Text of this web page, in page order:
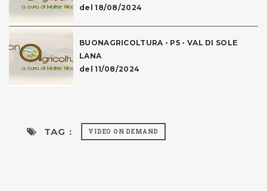
del 18/08/2024
BUONAGRICOLTURA - P5 - VAL DI SOLE
LANA
del 11/08/2024
TAG : VIDEO ON DEMAND